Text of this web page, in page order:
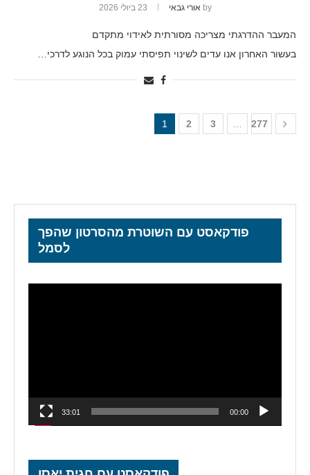
by אורי גבאי 23 ביולי 2026
המעבר ההדרגתי מצריכה מסורתית לאידוי מתקדם
בעשור האחרון אנו עדים לשינוי תפיסתי עמוק בכל הנוגע לדרכי…
1 2 3 277
פודקאסט עם השוטרת מהסרטון שהפך
לסמל
00:00
33:01